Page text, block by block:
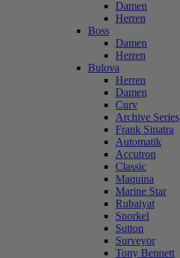
Damen
Herren
Boss
Damen
Herren
Bulova
Herren
Damen
Curv
Archive Series
Frank Sinatra
Automatik
Accutron
Classic
Maquina
Marine Star
Rubaiyat
Snorkel
Sutton
Surveyor
Tony Bennett